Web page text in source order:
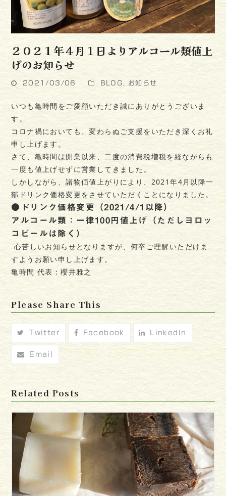
２０２１年４月１日よりアルコール類値上
げのお知らせ
2021/03/06 BLOG , お知らせ
いつも亀時間をご愛顧いただき誠にありがとうございま
す。
コロナ禍においても、変わらぬご支援をいただき深くお礼
申し上げます。
さて、亀時間は開業以来、二度の消費税増税を経ながらも
一度も値上げせずに営業してきました。
しかしながら、諸物価値上がりにより、2021年4月以降一
部ドリンク価格変更をさせていただくことになりました。
●ドリンク価格変更（2021/4/1以降）
アルコール類：一律100円値上げ（ただしヨロッ
コビールは除く）
心苦しいお知らせとなりますが、何卒ご理解いただけま
すようお願い申し上げます。
亀時間 代表：櫻井雅之
Please Share This
Twitter Facebook LinkedIn
Email
Related Posts